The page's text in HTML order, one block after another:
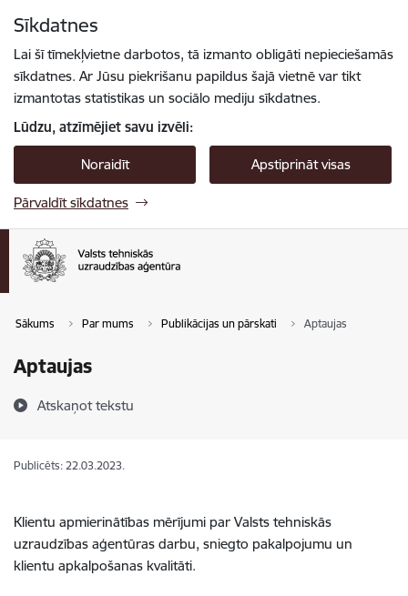
Sīkdatnes
Lai šī tīmekļvietne darbotos, tā izmanto obligāti nepieciešamās
sīkdatnes. Ar Jūsu piekrišanu papildus šajā vietnē var tikt
izmantotas statistikas un sociālo mediju sīkdatnes.
Lūdzu, atzīmējiet savu izvēli:
Noraidīt Apstiprināt visas
Pārvaldīt sīkdatnes
Sākums Par mums Publikācijas un pārskati Aptaujas
Aptaujas
Atskaņot tekstu
Publicēts: 22.03.2023.
Klientu apmierinātības mērījumi par Valsts tehniskās
uzraudzības aģentūras darbu, sniegto pakalpojumu un
klientu apkalpošanas kvalitāti.